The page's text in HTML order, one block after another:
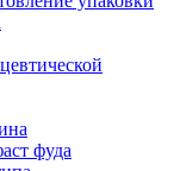
фуда